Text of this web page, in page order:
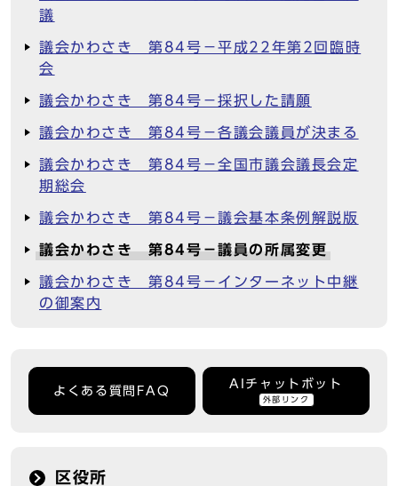
議
議会かわさき 第84号－平成22年第2回臨時
会
議会かわさき 第84号－採択した請願
議会かわさき 第84号－各議会議員が決まる
議会かわさき 第84号－全国市議会議長会定
期総会
議会かわさき 第84号－議会基本条例解説版
議会かわさき 第84号－議員の所属変更
議会かわさき 第84号－インターネット中継
の御案内
よくある質問FAQ
AIチャットボット
外部リンク
区役所